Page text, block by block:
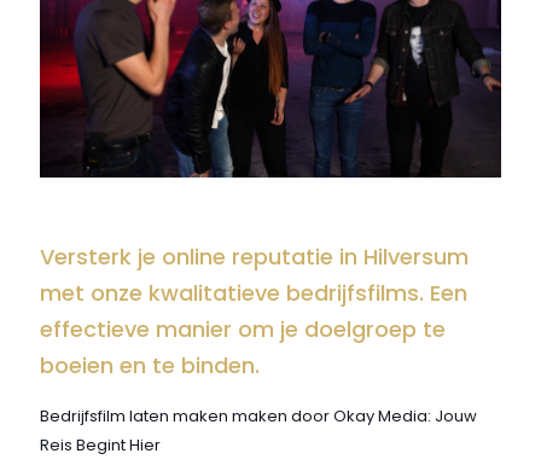
Versterk je online reputatie in Hilversum
met onze kwalitatieve bedrijfsfilms. Een
effectieve manier om je doelgroep te
boeien en te binden.
Bedrijfsfilm laten maken maken door Okay Media: Jouw
Reis Begint Hier